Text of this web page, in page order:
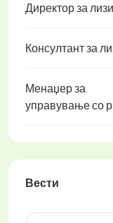
Директор за
Консултант за
Менаџер за
управување со
Вести